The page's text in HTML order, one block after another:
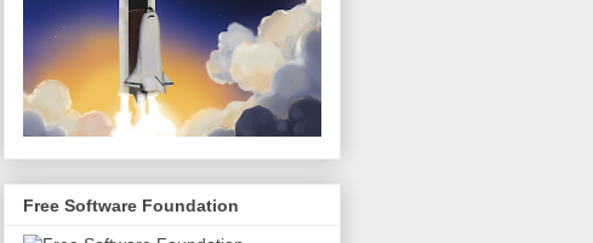
Free Software Foundation